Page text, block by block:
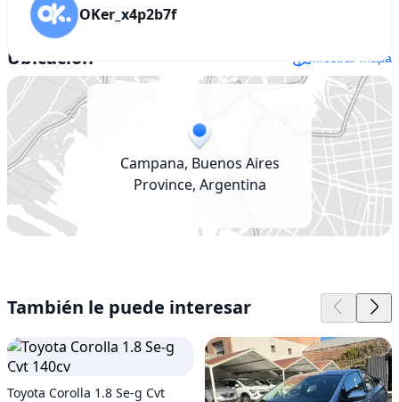
OKer_x4p2b7f
Ubicación Mostrar mapa
Campana, Buenos Aires
Province, Argentina
También le puede interesar
Toyota Corolla 1.8 Se-g Cvt